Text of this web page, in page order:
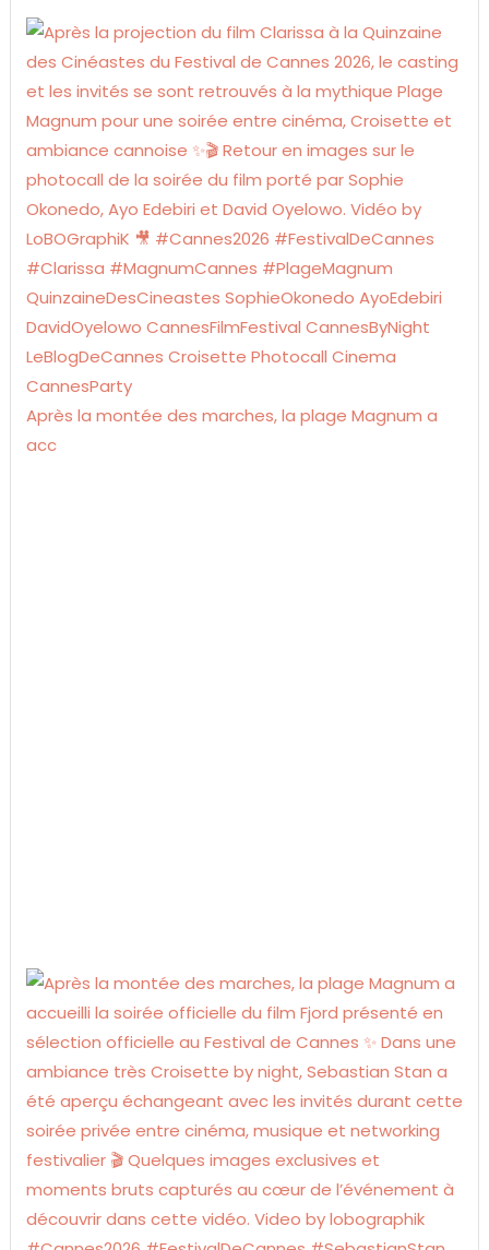
Après la montée des marches, la plage Magnum a
acc